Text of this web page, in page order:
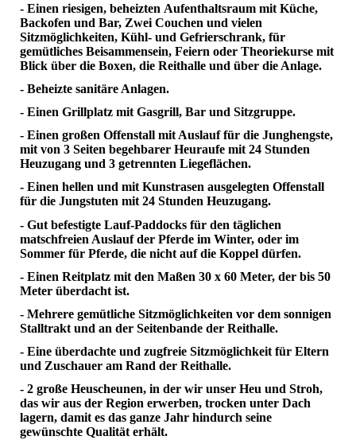
- Einen riesigen, beheizten Aufenthaltsraum mit Küche,
Backofen und Bar, Zwei Couchen und vielen
Sitzmöglichkeiten, Kühl- und Gefrierschrank, für
gemütliches Beisammensein, Feiern oder Theoriekurse mit
Blick über die Boxen, die Reithalle und über die Anlage.
- Beheizte sanitäre Anlagen.
- Einen Grillplatz mit Gasgrill, Bar und Sitzgruppe.
- Einen großen Offenstall mit Auslauf für die Junghengste,
mit von 3 Seiten begehbarer Heuraufe mit 24 Stunden
Heuzugang und 3 getrennten Liegeflächen.
- Einen hellen und mit Kunstrasen ausgelegten Offenstall
für die Jungstuten mit 24 Stunden Heuzugang.
- Gut befestigte Lauf-Paddocks für den täglichen
matschfreien Auslauf der Pferde im Winter, oder im
Sommer für Pferde, die nicht auf die Koppel dürfen.
- Einen Reitplatz mit den Maßen 30 x 60 Meter, der bis 50
Meter überdacht ist.
- Mehrere gemütliche Sitzmöglichkeiten vor dem sonnigen
Stalltrakt und an der Seitenbande der Reithalle.
- Eine überdachte und zugfreie Sitzmöglichkeit für Eltern
und Zuschauer am Rand der Reithalle.
- 2 große Heuscheunen, in der wir unser Heu und Stroh,
das wir aus der Region erwerben, trocken unter Dach
lagern, damit es das ganze Jahr hindurch seine
gewünschte Qualität erhält.